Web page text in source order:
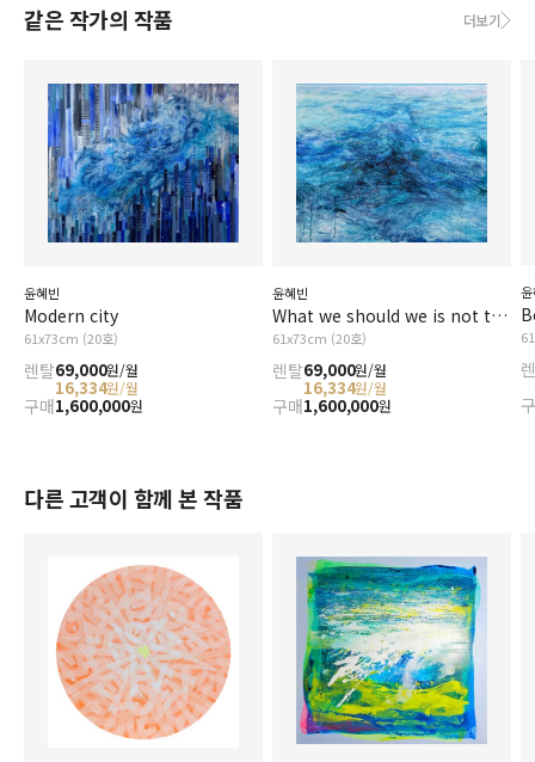
같은 작가의 작품 더보기
윤혜빈
Modern city
61x73cm (20호)
렌탈69,000원/월
16,334원/월
구매1,600,000원
윤혜빈
What we should we is not the waves
61x73cm (20호)
렌탈69,000원/월
16,334원/월
구매1,600,000원
다른 고객이 함께 본 작품